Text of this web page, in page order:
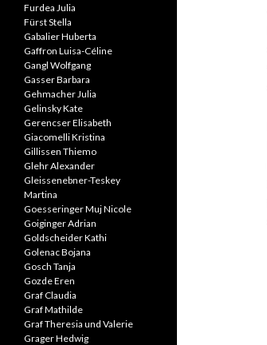
Furdea Julia
Fürst Stella
Gabalier Huberta
Gaffron Luisa-Céline
Gangl Wolfgang
Gasser Barbara
Gehmacher Julia
Gelinsky Kate
Gerencser Elisabeth
Giacomelli Kristina
Gillissen Thiemo
Glehr Alexander
Gleissenebner-Teskey
Martina
Goesseringer Muj Nicole
Goiginger Adrian
Goldscheider Kathi
Golenac Bojana
Gosch Tanja
Gozde Eren
Graf Claudia
Graf Mathilde
Graf Theresia und Valerie
Grager Hedwig